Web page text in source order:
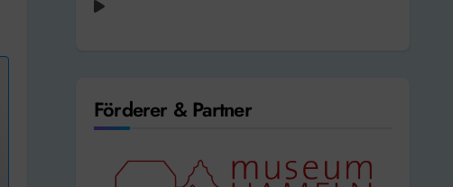
Förderer & Partner